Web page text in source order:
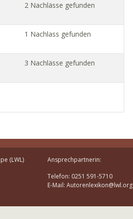
2 Nachlässe gefunden
1 Nachlass gefunden
3 Nachlässe gefunden
(LWL)
Ansprechpartnerin:
Telefon: 0251 591-5710
E-Mail: Autorenlexikon@lwl.org